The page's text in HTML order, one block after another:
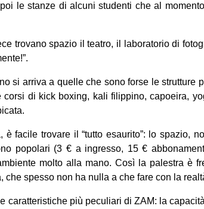
le stanze di alcuni studenti che al
trovano spazio il teatro, il laboratorio di
si arriva a quelle che sono forse le strutture
corsi di kick boxing, kali filippino, capoeira,
è facile trovare il “tutto esaurito”: lo spazio,
popolari (3 € a ingresso, 15 €
molto alla mano. Così la palestra è
che spesso non ha nulla a che fare con la
caratteristiche più peculiari di ZAM: la